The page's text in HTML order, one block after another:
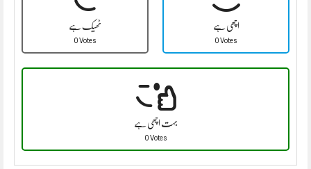
ٹھیک ہے
0 Votes
اچھی ہے
0 Votes
بہت اچھی ہے
0 Votes